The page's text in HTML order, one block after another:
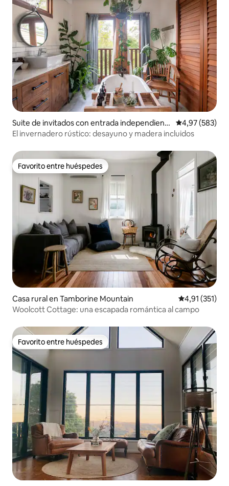
Suite de invitados con entrada independient
e en Tamborine Mountain
Calificación
4,97 (583)
El invernadero rústico: desayuno y madera incluidos
Favorito entre huéspedes
Favorito entre huéspedes
Casa rural en Tamborine Mountain Calificación
4,91 (351)
Woolcott Cottage: una escapada romántica al campo
Favorito entre huéspedes
Favorito entre huéspedes